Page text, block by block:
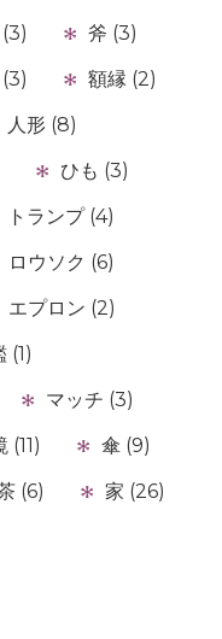
斧 (3)
額縁 (2)
人形 (8)
ひも (3)
トランプ (4)
ロウソク (6)
エプロン (2)
(1)
マッチ (3)
(11)
傘 (9)
(6)
家 (26)